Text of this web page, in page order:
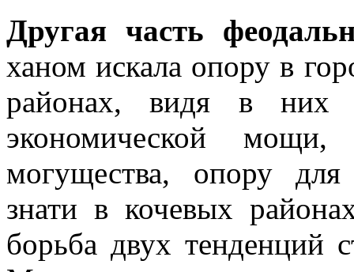
Другая часть
ханом искала опору в
районах, видя в них
экономической мощи,
могущества, опору для
знати в кочевых
борьба двух тенденций